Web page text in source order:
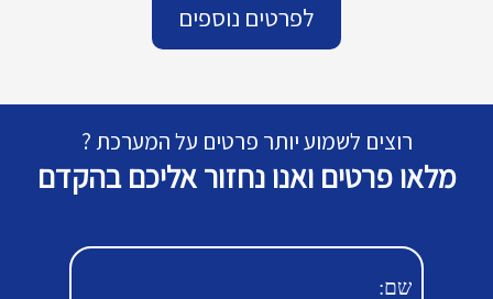
לפרטים נוספים
רוצים לשמוע יותר פרטים על המערכת ?
מלאו פרטים ואנו נחזור אליכם בהקדם